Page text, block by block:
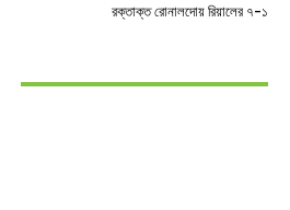
রক্তাক্ত রোনালদোয় রিয়ালের ৭-১